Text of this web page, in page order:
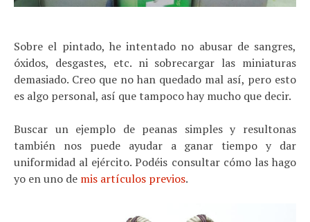
Sobre el pintado, he intentado no abusar de sangres,
óxidos, desgastes, etc. ni sobrecargar las miniaturas
demasiado. Creo que no han quedado mal así, pero esto
es algo personal, así que tampoco hay mucho que decir.
Buscar un ejemplo de peanas simples y resultonas
también nos puede ayudar a ganar tiempo y dar
uniformidad al ejército. Podéis consultar cómo las hago
yo en uno de mis artículos previos.